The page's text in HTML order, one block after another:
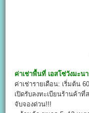
ค่าเช่าพื้นที่ เอสโซ่วังมะน
ค่าเช่ารายเดือน: เริ่มต้น
เปิดรับลงทะเบียนร้านค้า
จับจองด่วน!!!